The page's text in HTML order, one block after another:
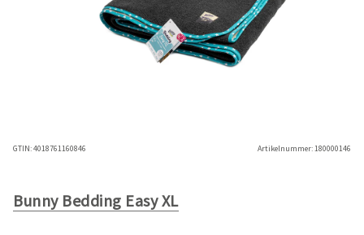
GTIN:4018761160846 Artikelnummer:180000146
Bunny Bedding Easy XL